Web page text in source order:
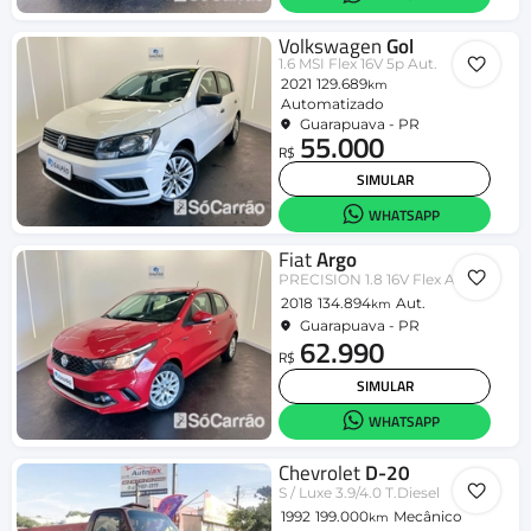
VolkswagenGol
1.6 MSI Flex 16V 5p Aut.
2021 129.689km
Automatizado
Guarapuava - PR
R$ 55.000
SIMULAR
WHATSAPP
FiatArgo
PRECISION 1.8 16V Flex Aut.
2018 134.894km Aut.
Guarapuava - PR
R$ 62.990
SIMULAR
WHATSAPP
ChevroletD-20
S / Luxe 3.9/4.0 T.Diesel
1992 199.000km Mecânico